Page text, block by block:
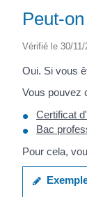
Peut-
Vérifié le 30/
Oui. Si vous
Vous pouvez
Certificat
Bac
Pour cela,